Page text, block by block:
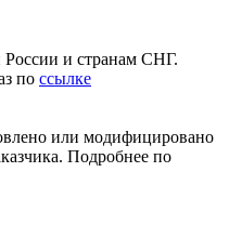
России и странам СНГ.
по ссылке
или модифицировано
Подробнее по